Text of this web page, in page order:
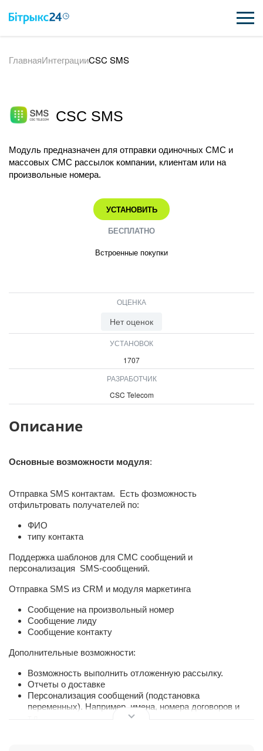
ВОЗМОЖНОСТИ
ИНТЕГРАЦИИ
ПОЛЕЗНОЕ
ГлавнаяИнтеграцииCSC SMS
CSC SMS
Модуль предназначен для отправки одиночных СМС и
массовых СМС рассылок компании, клиентам или на
произвольные номера.
УСТАНОВИТЬ
БЕСПЛАТНО
Встроенные покупки
ОЦЕНКА
Нет оценок
УСТАНОВОК
1707
РАЗРАБОТЧИК
CSC Telecom
Описание
Основные возможности модуля:
Отправка SMS контактам. Есть фозможность
отфильтровать получателей по:
ФИО
типу контакта
Поддержка шаблонов для СМС сообщений и
персонализация SMS-сообщений.
Отправка SMS из CRM и модуля маркетинга
Сообщение на произвольный номер
Сообщение лиду
Сообщение контакту
Дополнительные возможности:
Возможность выполнить отложенную рассылку.
Отчеты о доставке
Персонализация сообщений (подстановка
переменных). Например, имена, номера договоров и